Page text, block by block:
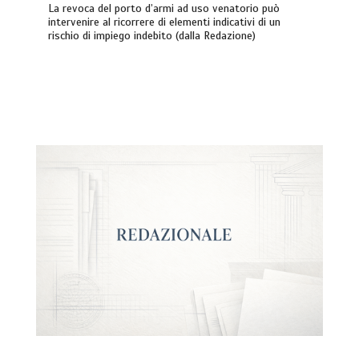
La revoca del porto d’armi ad uso venatorio può
intervenire al ricorrere di elementi indicativi di un
rischio di impiego indebito (dalla Redazione)